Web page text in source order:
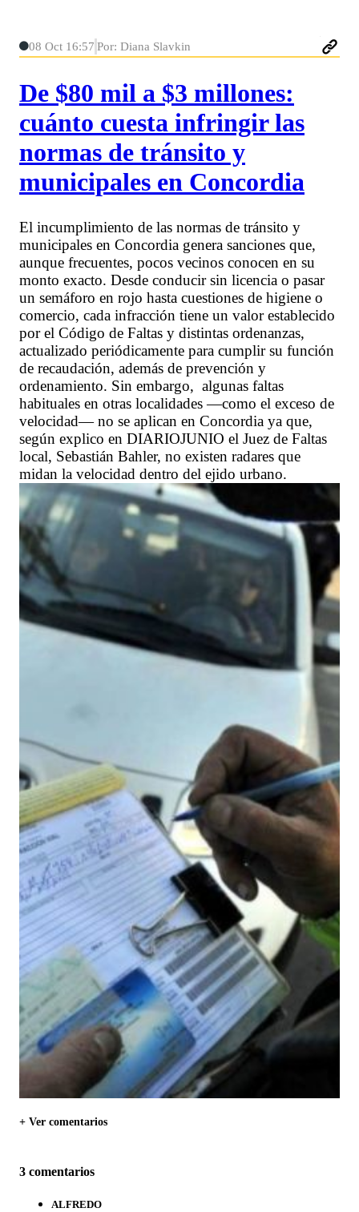
08 Oct 16:57 Por: Diana Slavkin
De $80 mil a $3 millones:
cuánto cuesta infringir las
normas de tránsito y
municipales en Concordia
El incumplimiento de las normas de tránsito y
municipales en Concordia genera sanciones que,
aunque frecuentes, pocos vecinos conocen en su
monto exacto. Desde conducir sin licencia o pasar
un semáforo en rojo hasta cuestiones de higiene o
comercio, cada infracción tiene un valor establecido
por el Código de Faltas y distintas ordenanzas,
actualizado periódicamente para cumplir su función
de recaudación, además de prevención y
ordenamiento. Sin embargo, algunas faltas
habituales en otras localidades —como el exceso de
velocidad— no se aplican en Concordia ya que,
según explico en DIARIOJUNIO el Juez de Faltas
local, Sebastián Bahler, no existen radares que
midan la velocidad dentro del ejido urbano.
+ Ver comentarios
3 comentarios
ALFREDO